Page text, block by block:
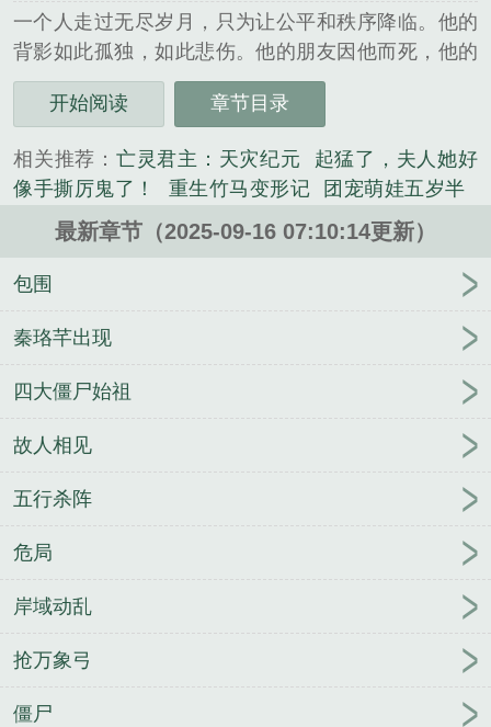
一个人走过无尽岁月，只为让公平和秩序降临。他的
背影如此孤独，如此悲伤。他的朋友因他而死，他的
姐姐为他而死，他的爱人由他而丧生。他为了终结这
个动乱，残忍，肮脏的世界，付出了一切。他能成功
《夜雪殇》是照夜清渊精心创作的历史类小说。
开始阅读 章节目录
相关推荐： 亡灵君主：天灾纪元
起猛了，夫人她好
像手撕厉鬼了！
重生竹马变形记
团宠萌娃五岁半
七零：科研大佬绝嗣，我为他一胎双宝
综影视：绿
水长柔 重生团宠：渣渣们都知错了
你好，心上人
末世，我搓一颗星球狂囤物资
快穿：全能女神苏炸
现实世界 知知乖，两个主人都要哄 (强制)
傅少，夫
修理工 李思怡老李我家有女初长成完结版+番外
男
初长成李思怡老李无删减
最新章节（2025-09-16 07:10:14更新）
包围
秦珞芊出现
四大僵尸始祖
故人相见
五行杀阵
危局
岸域动乱
抢万象弓
僵尸